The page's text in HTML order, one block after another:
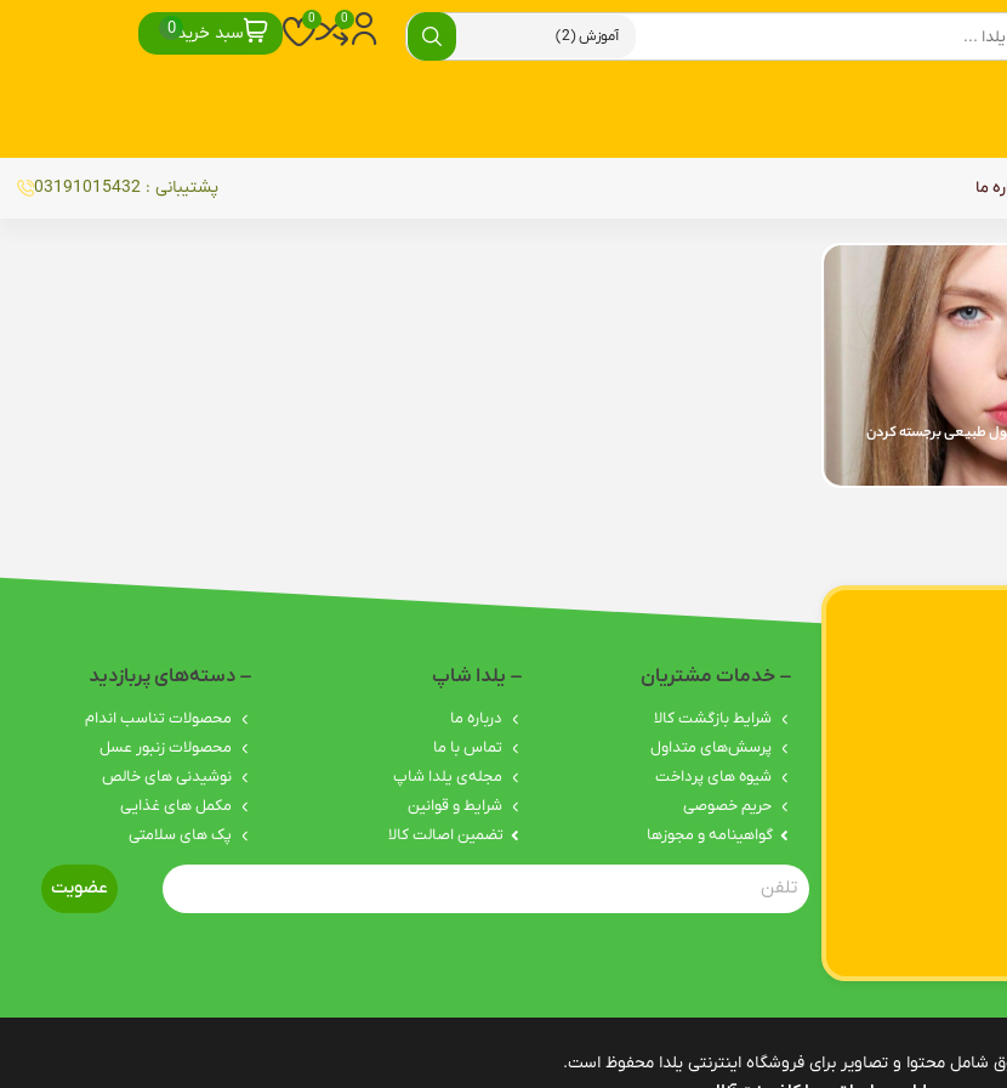
سبد خرید
ما پشتیبانی : 03191015432
طبیعی برجسته کردن
خدمات مشتریان
شرایط بازگشت کالا
پرسش‌های متداول
شیوه های پرداخت
حریم خصوصی
گواهینامه‌ و مجوزها
یلدا شاپ
درباره‌ ما
تماس با ما
مجله‌ی یلدا شاپ
شرایط و قوانین
تضمین اصالت کالا
دسته‌های پربازدید
محصولات تناسب اندام
محصولات زنبور عسل
نوشیدنی های خالص
مکمل های غذایی
پک های سلامتی
عضویت
شامل محتوا و تصاویر برای فروشگاه اینترنتی یلدا محفوظ است.